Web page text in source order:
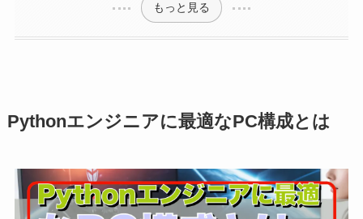
もっと見る
Pythonエンジニアに最適なPC構成とは